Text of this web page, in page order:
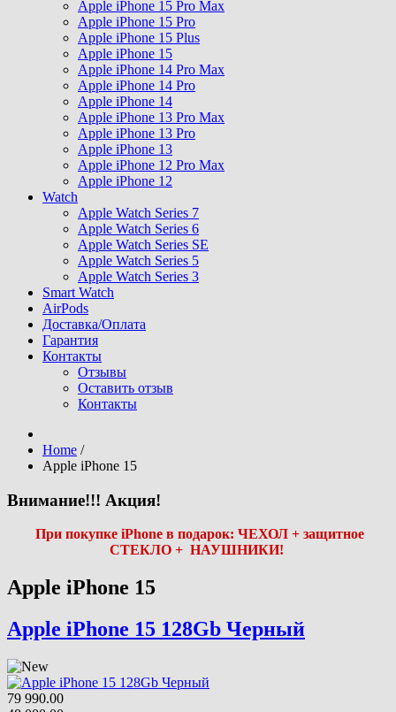
Apple iPhone 15 Pro Max
Apple iPhone 15 Pro
Apple iPhone 15 Plus
Apple iPhone 15
Apple iPhone 14 Pro Max
Apple iPhone 14 Pro
Apple iPhone 14
Apple iPhone 13 Pro Max
Apple iPhone 13 Pro
Apple iPhone 13
Apple iPhone 12 Pro Max
Apple iPhone 12
Watch
Apple Watch Series 7
Apple Watch Series 6
Apple Watch Series SE
Apple Watch Series 5
Apple Watch Series 3
Smart Watch
AirPods
Доставка/Оплата
Гарантия
Контакты
Отзывы
Оставить отзыв
Контакты
Home /
Apple iPhone 15
Внимание!!! Акция!
При покупке iPhone в подарок: ЧЕХОЛ + защитное
СТЕКЛО + НАУШНИКИ!
Apple iPhone 15
Apple iPhone 15 128Gb Черный
79 990.00